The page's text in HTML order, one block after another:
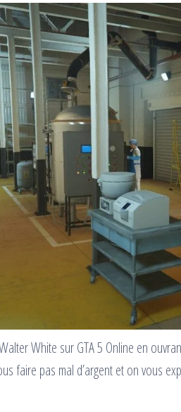
White sur GTA 5 Online en
faire pas mal d’argent et on vous